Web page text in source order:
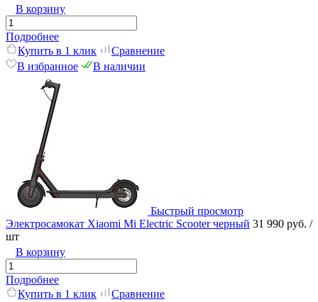
В корзину
Подробнее
Купить в 1 клик
Сравнение
В избранное
В наличии
Быстрый просмотр
Электросамокат Xiaomi Mi Electric Scooter черный 31 990 руб. /
шт
В корзину
Подробнее
Купить в 1 клик
Сравнение